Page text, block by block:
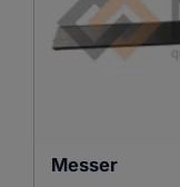
Messer